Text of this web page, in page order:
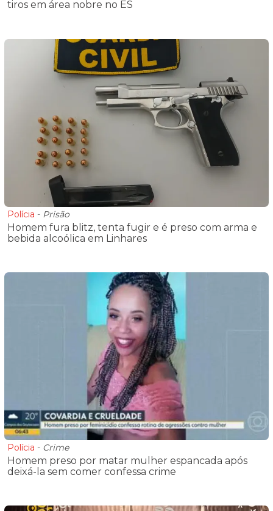
tiros em área nobre no ES
Polícia - Prisão
Homem fura blitz, tenta fugir e é preso com arma e
bebida alcoólica em Linhares
Polícia - Crime
Homem preso por matar mulher espancada após
deixá-la sem comer confessa crime